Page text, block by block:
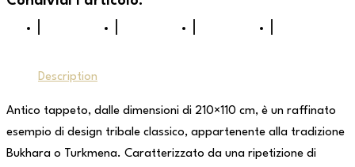
Description
Antico tappeto, dalle dimensioni di 210×110 cm, è un raffinato
esempio di design tribale classico, appartenente alla tradizione
Bukhara o Turkmena. Caratterizzato da una ripetizione di